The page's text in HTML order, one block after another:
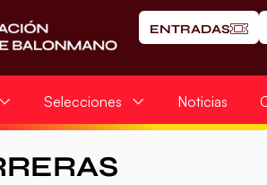
ENTRADAS
Selecciones Noticias